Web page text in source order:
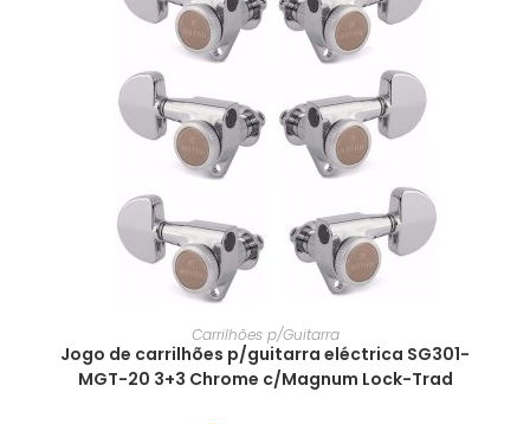
Carrilhões p/Guitarra
Jogo de carrilhões p/guitarra eléctrica SG301-
MGT-20 3+3 Chrome c/Magnum Lock-Trad